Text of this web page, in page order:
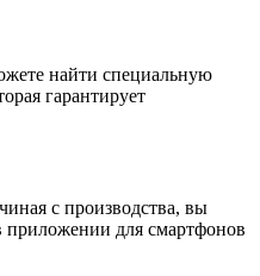
найти специальную
гарантирует
с производства, вы
приложении для смартфонов